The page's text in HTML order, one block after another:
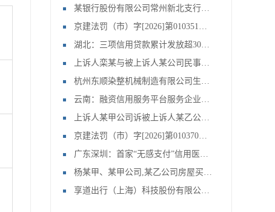
某银行股份有限公司常州新北支行、常州某公司,文某,文某等金融借款合同纠纷一案
京建法罚（市）字[2026]第010351号：北京首钢建设集团有限公司
湖北：三项信用贷款累计发放超3000亿
上诉人栾某与被上诉人某公司民事主体间房屋拆迁补偿合同纠纷上诉案申请再审审查一案
杭州东顺染整机械制造有限公司生产经营单位未对安全设备定期检测案
云南：融资信用服务平台服务企业49.29万家
上诉人某甲公司诉被上诉人某乙公司联营合同纠纷申请再审审查一案
京建法罚（市）字[2026]第010370号：北京刚强鸿皓建筑工程有限公司
广东深圳：首家“无感支付”信用医院上线
杨某甲、某甲公司,某乙公司房屋买卖合同纠纷申请再审审查一案
享道出行（上海）科技股份有限公司提供服务的车辆未取得车辆营运证案